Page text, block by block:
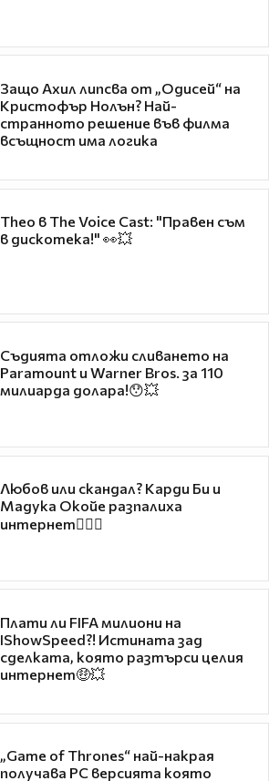
Защо Ахил липсва от „Одисей“ на
Кристофър Нолън? Най-
странното решение във филма
всъщност има логика
Theo в The Voice Cast: "Правен съм
в дискотека!" 👀💥
Съдията отложи сливането на
Paramount и Warner Bros. за 110
милиарда долара!😯💥
Любов или скандал? Карди Би и
Мадука Окойе разпалиха
интернет❤️‍🔥🔥
Плати ли FIFA милиони на
IShowSpeed?! Истината зад
сделката, която разтърси целия
интернет🤑💥
„Game of Thrones“ най-накрая
получава PC версията която